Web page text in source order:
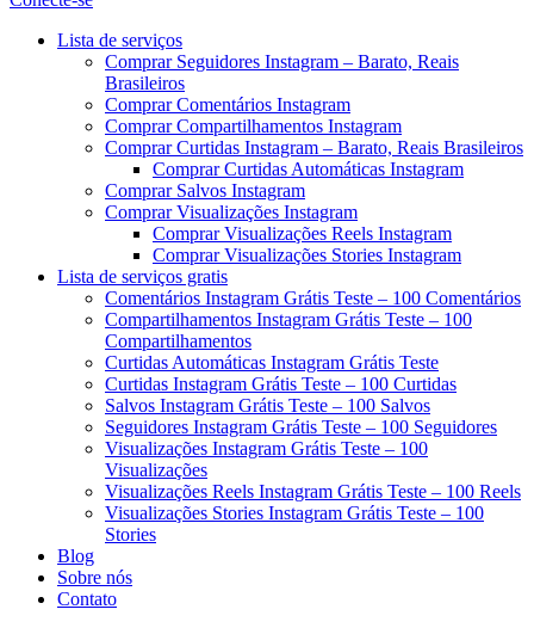
Menu
Lista de serviços
Comprar Seguidores Instagram – Barato, Reais
Brasileiros
Comprar Comentários Instagram
Comprar Compartilhamentos Instagram
Comprar Curtidas Instagram – Barato, Reais Brasileiros
Comprar Curtidas Automáticas Instagram
Comprar Salvos Instagram
Comprar Visualizações Instagram
Comprar Visualizações Reels Instagram
Comprar Visualizações Stories Instagram
Lista de serviços gratis
Comentários Instagram Grátis Teste – 100 Comentários
Compartilhamentos Instagram Grátis Teste – 100
Compartilhamentos
Curtidas Automáticas Instagram Grátis Teste
Curtidas Instagram Grátis Teste – 100 Curtidas
Salvos Instagram Grátis Teste – 100 Salvos
Seguidores Instagram Grátis Teste – 100 Seguidores
Visualizações Instagram Grátis Teste – 100
Visualizações
Visualizações Reels Instagram Grátis Teste – 100 Reels
Visualizações Stories Instagram Grátis Teste – 100
Stories
Blog
Sobre nós
Contato